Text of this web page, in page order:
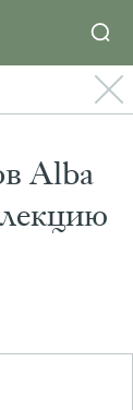
Alba